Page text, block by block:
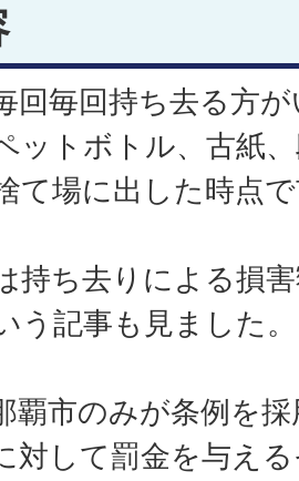
回毎回持ち去る方
ットボトル、古紙
て場に出した時点
持ち去りによる損
う記事も見ました。
覇市のみが条例を採
対して罰金を与え